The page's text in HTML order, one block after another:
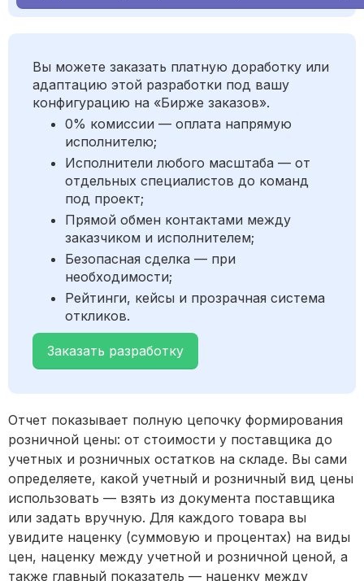
Вы можете заказать платную доработку или
адаптацию этой разработки под вашу
конфигурацию на «Бирже заказов».
0% комиссии — оплата напрямую
исполнителю;
Исполнители любого масштаба — от
отдельных специалистов до команд
под проект;
Прямой обмен контактами между
заказчиком и исполнителем;
Безопасная сделка — при
необходимости;
Рейтинги, кейсы и прозрачная система
откликов.
Заказать разработку
Отчет показывает полную цепочку формирования
розничной цены: от стоимости у поставщика до
учетных и розничных остатков на складе. Вы сами
определяете, какой учетный и розничный вид цены
использовать — взять из документа поставщика
или задать вручную. Для каждого товара вы
увидите наценку (суммовую и процентах) на виды
цен, наценку между учетной и розничной ценой, а
также главный показатель — наценку между